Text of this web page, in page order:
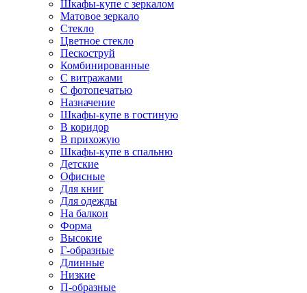
Шкафы-купе с зеркалом
Матовое зеркало
Стекло
Цветное стекло
Пескоструй
Комбинированные
С витражами
С фотопечатью
Назначение
Шкафы-купе в гостиную
В коридор
В прихожую
Шкафы-купе в спальню
Детские
Офисные
Для книг
Для одежды
На балкон
Форма
Высокие
Г-образные
Длинные
Низкие
П-образные